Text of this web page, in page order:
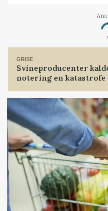
GRISE
Svineproducenter
notering en katastrofe